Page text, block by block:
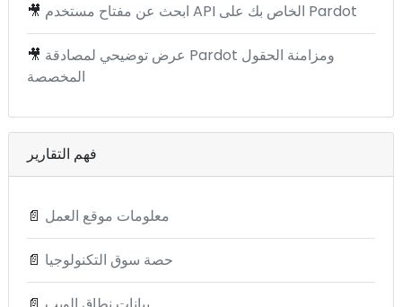
🎥 ابحث عن مفتاح مستخدم API الخاص بك على Pardot
🎥 عرض توضيحي لمصادقة Pardot ومزامنة الحقول
المخصصة
فهم التقارير
📄 معلومات موقع العمل
📄 حصة سوق التكنولوجيا